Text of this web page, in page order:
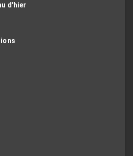
d'hier